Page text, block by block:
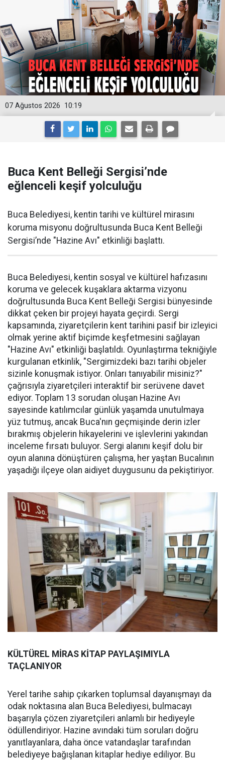
10:19
07 Ağustos 2026
Buca Kent Belleği Sergisi’nde
eğlenceli keşif yolculuğu
Buca Belediyesi, kentin tarihi ve kültürel mirasını
koruma misyonu doğrultusunda Buca Kent Belleği
Sergisi’nde "Hazine Avı" etkinliği başlattı.
Buca Belediyesi, kentin sosyal ve kültürel hafızasını
koruma ve gelecek kuşaklara aktarma vizyonu
doğrultusunda Buca Kent Belleği Sergisi bünyesinde
dikkat çeken bir projeyi hayata geçirdi. Sergi
kapsamında, ziyaretçilerin kent tarihini pasif bir izleyici
olmak yerine aktif biçimde keşfetmesini sağlayan
"Hazine Avı" etkinliği başlatıldı. Oyunlaştırma tekniğiyle
kurgulanan etkinlik, "Sergimizdeki bazı tarihi objeler
sizinle konuşmak istiyor. Onları tanıyabilir misiniz?"
çağrısıyla ziyaretçileri interaktif bir serüvene davet
ediyor. Toplam 13 sorudan oluşan Hazine Avı
sayesinde katılımcılar günlük yaşamda unutulmaya
yüz tutmuş, ancak Buca'nın geçmişinde derin izler
bırakmış objelerin hikayelerini ve işlevlerini yakından
inceleme fırsatı buluyor. Sergi alanını keşif dolu bir
oyun alanına dönüştüren çalışma, her yaştan Bucalının
yaşadığı ilçeye olan aidiyet duygusunu da pekiştiriyor.
KÜLTÜREL MİRAS KİTAP PAYLAŞIMIYLA
TAÇLANIYOR
Yerel tarihe sahip çıkarken toplumsal dayanışmayı da
odak noktasına alan Buca Belediyesi, bulmacayı
başarıyla çözen ziyaretçileri anlamlı bir hediyeyle
ödüllendiriyor. Hazine avındaki tüm soruları doğru
yanıtlayanlara, daha önce vatandaşlar tarafından
belediyeye bağışlanan kitaplar hediye ediliyor. Bu